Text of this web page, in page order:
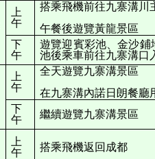
上
午
搭乘飛機前往九寨溝川
午餐後遊覽黃龍景區
下
午
遊覽迎賓彩池、金沙鋪
池後乘車前往九寨溝口
上
午
全天遊覽九寨溝景區
在九寨溝內諾日朗餐廳
下
午
繼續遊覽九寨溝景區
上
午
搭乘飛機返回成都